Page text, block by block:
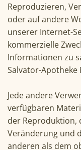
Reproduzieren,
oder auf andere
unserer Internet-
kommerzielle
Informationen zu
Salvator-Apotheke
Jede andere
verfügbaren
der Reproduktion,
Veränderung und
anderen als dem